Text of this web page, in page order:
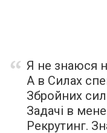
Я не знаюся
А в Силах
Збройних сил
Задачі в
Рекрутинг.